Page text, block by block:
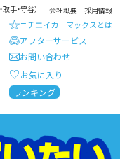
手・守谷） 会社概要 採用情報
ディーラー ニチエイ・
ニチエイカーマックスとは
アフターサービス
お問い合わせ
お気に入り
ランキング